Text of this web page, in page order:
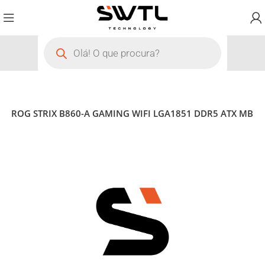
ROG STRIX B860-A GAMING WIFI LGA1851 DDR5 ATX MB